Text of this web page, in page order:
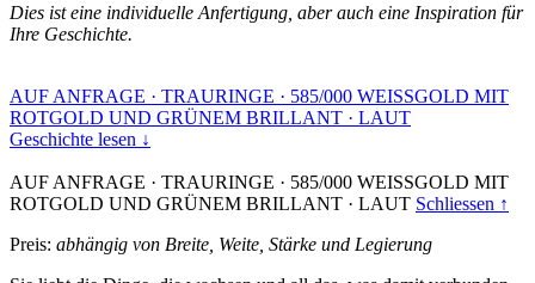
Dies ist eine individuelle Anfertigung, aber auch eine Inspiration für
Ihre Geschichte.
AUF ANFRAGE · TRAURINGE · 585/000 WEISSGOLD MIT
ROTGOLD UND GRÜNEM BRILLANT · LAUT
Geschichte lesen ↓
AUF ANFRAGE · TRAURINGE · 585/000 WEISSGOLD MIT
ROTGOLD UND GRÜNEM BRILLANT · LAUT Schliessen ↑
Preis: abhängig von Breite, Weite, Stärke und Legierung